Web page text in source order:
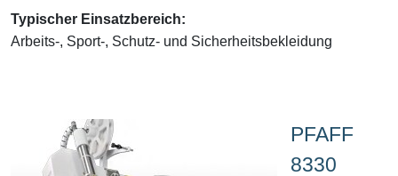
Typischer Einsatzbereich:
Arbeits-, Sport-, Schutz- und Sicherheitsbekleidung
PFAFF
8330